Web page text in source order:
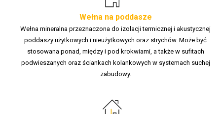
Wełna na poddasze
Wełna mineralna przeznaczona do izolacji termicznej i akustycznej
poddaszy użytkowych i nieużytkowych oraz strychów. Może być
stosowana ponad, między i pod krokwiami, a także w sufitach
podwieszanych oraz ściankach kolankowych w systemach suchej
zabudowy.